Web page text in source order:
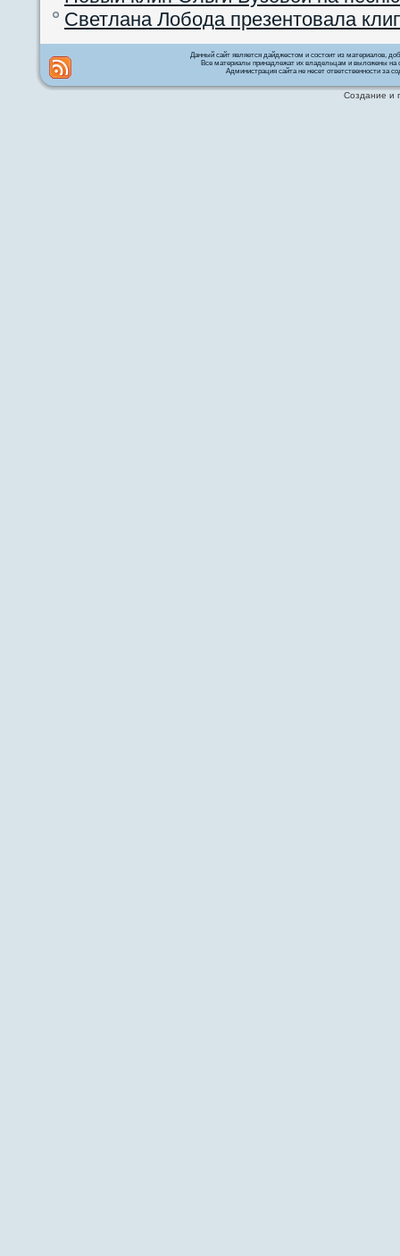
Светлана Лобода презентовала
Данный сайт является дайджестом и состоит из материалов,
Все материалы принадлежат их владельцам и выложены на
Администрация сайта не несет ответственности за
Создание и